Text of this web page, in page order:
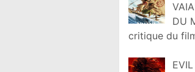
DU
critique du